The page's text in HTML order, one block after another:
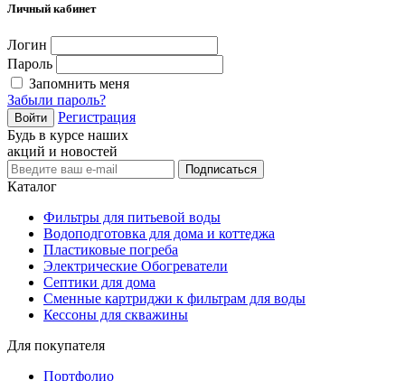
Личный кабинет
Логин
Пароль
Запомнить меня
Забыли пароль?
Войти
Регистрация
Будь в курсе наших
акций и новостей
Подписаться
Каталог
Фильтры для питьевой воды
Водоподготовка для дома и коттеджа
Пластиковые погреба
Электрические Обогреватели
Септики для дома
Сменные картриджи к фильтрам для воды
Кессоны для скважины
Для покупателя
Портфолио